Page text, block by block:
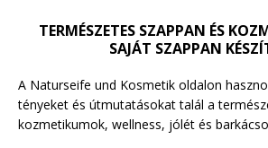
TERMÉSZETES SZAPPAN ÉS
SAJÁT SZAPPAN
A Naturseife und Kosmetik oldalon
tényeket és útmutatásokat talál a
kozmetikumok, wellness, jólét és